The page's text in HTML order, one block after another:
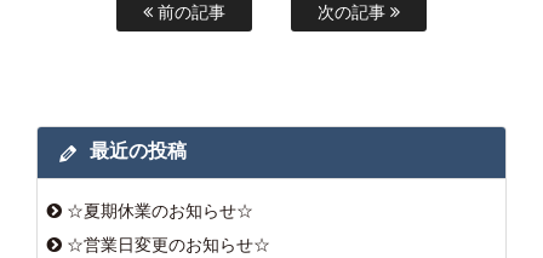
前の記事 次の記事
最近の投稿
☆夏期休業のお知らせ☆
☆営業日変更のお知らせ☆